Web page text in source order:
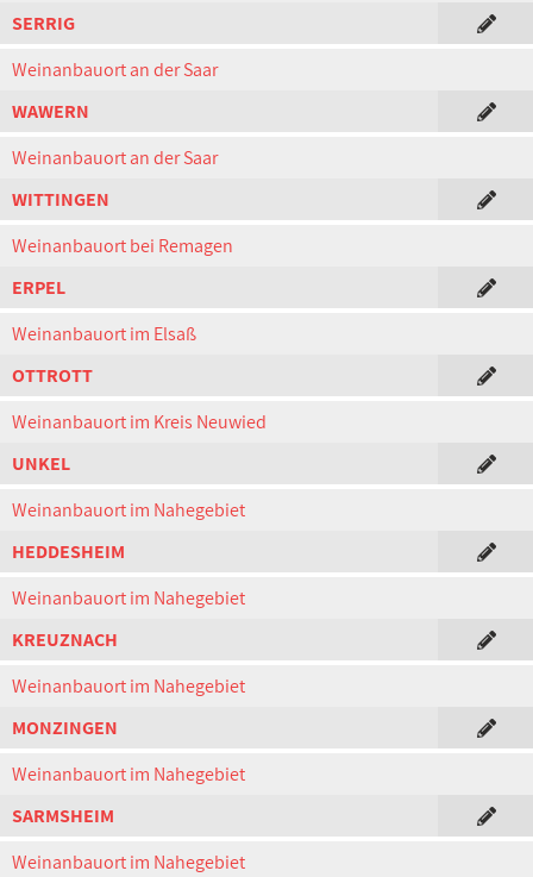
SERRIG
Weinanbauort an der Saar
WAWERN
Weinanbauort an der Saar
WITTINGEN
Weinanbauort bei Remagen
ERPEL
Weinanbauort im Elsaß
OTTROTT
Weinanbauort im Kreis Neuwied
UNKEL
Weinanbauort im Nahegebiet
HEDDESHEIM
Weinanbauort im Nahegebiet
KREUZNACH
Weinanbauort im Nahegebiet
MONZINGEN
Weinanbauort im Nahegebiet
SARMSHEIM
Weinanbauort im Nahegebiet